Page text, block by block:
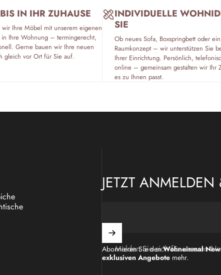
IN IHR ZUHAUSE
Ihre Möbel mit unserem eigenen
in Ihre Wohnung – termingerecht,
Gerne bauen wir Ihre neuen
gleich vor Ort für Sie auf.
INDIVIDUELLE
SIE
Ob neues Sofa, Boxspringbett oder
Raumkonzept – wir unterstützen Sie
Ihrer Einrichtung. Persönlich,
online – gemeinsam gestalten wir Ihr
es zu Ihnen passt.
JETZT
Melden Sie sich für unseren
Abonnieren Sie denWohneinmal
exklusiven Angebote mehr.